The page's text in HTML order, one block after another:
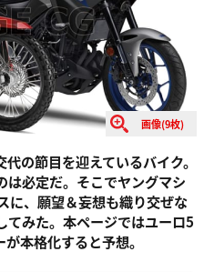
画像(9枚)
の節目を迎えているバイク。
は必定だ。そこでヤングマシ
に、願望＆妄想も織り交ぜな
てみた。本ページではユーロ5
本格化すると予想。